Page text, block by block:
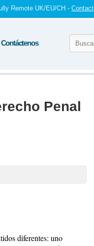
Remote UK/EU/CH - Contact
Contáctenos
Penal
diferentes: uno